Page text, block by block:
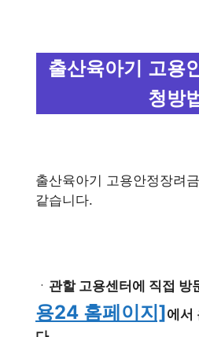
출산육아기 고용
청방
출산육아기 고용안정장려
같습니다.
ㆍ 관할 고용센터에 직접 방
용24 홈페이지]에서